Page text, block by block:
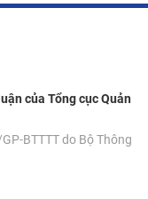
của Tổng cục Quản
BTTTT do Bộ Thông